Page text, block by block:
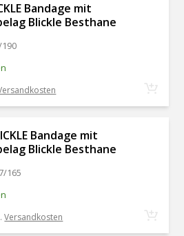
Bandage mit
Blickle Besthane
190
Bandage mit
Blickle Besthane
165
Versandkosten